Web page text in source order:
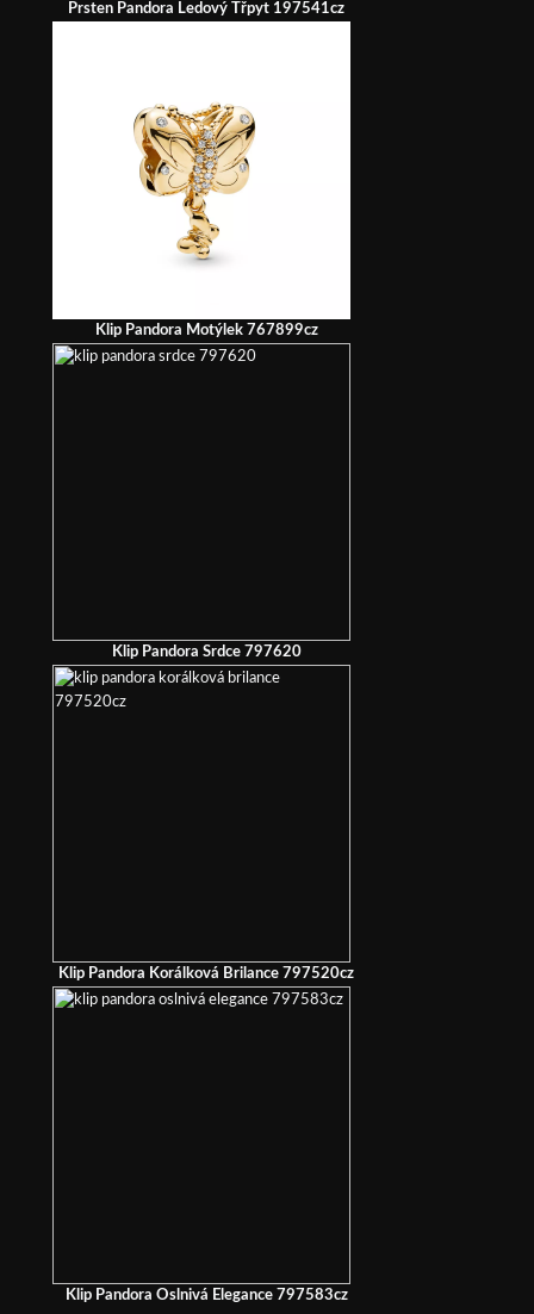
Prsten Pandora Ledový Třpyt 197541cz
Klip Pandora Motýlek 767899cz
Klip Pandora Srdce 797620
Klip Pandora Korálková Brilance 797520cz
Klip Pandora Oslnivá Elegance 797583cz